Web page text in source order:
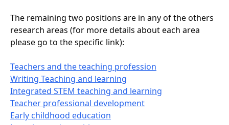
The remaining two positions are in any of the others
research areas (for more details about each area
please go to the specific link):
Teachers and the teaching profession
Writing Teaching and learning
Integrated STEM teaching and learning
Teacher professional development
Early childhood education